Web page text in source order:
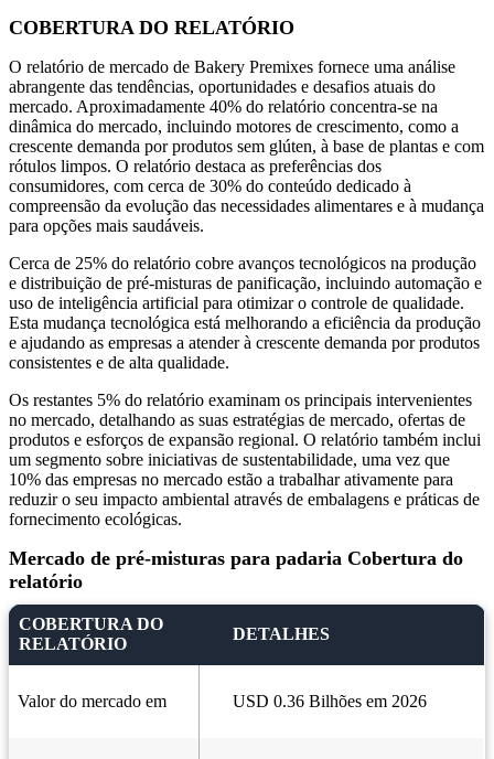
COBERTURA DO RELATÓRIO
O relatório de mercado de Bakery Premixes fornece uma análise
abrangente das tendências, oportunidades e desafios atuais do
mercado. Aproximadamente 40% do relatório concentra-se na
dinâmica do mercado, incluindo motores de crescimento, como a
crescente demanda por produtos sem glúten, à base de plantas e com
rótulos limpos. O relatório destaca as preferências dos
consumidores, com cerca de 30% do conteúdo dedicado à
compreensão da evolução das necessidades alimentares e à mudança
para opções mais saudáveis.
Cerca de 25% do relatório cobre avanços tecnológicos na produção
e distribuição de pré-misturas de panificação, incluindo automação e
uso de inteligência artificial para otimizar o controle de qualidade.
Esta mudança tecnológica está melhorando a eficiência da produção
e ajudando as empresas a atender à crescente demanda por produtos
consistentes e de alta qualidade.
Os restantes 5% do relatório examinam os principais intervenientes
no mercado, detalhando as suas estratégias de mercado, ofertas de
produtos e esforços de expansão regional. O relatório também inclui
um segmento sobre iniciativas de sustentabilidade, uma vez que
10% das empresas no mercado estão a trabalhar ativamente para
reduzir o seu impacto ambiental através de embalagens e práticas de
fornecimento ecológicas.
Mercado de pré-misturas para padaria Cobertura do
relatório
COBERTURA DO
RELATÓRIO
DETALHES
Valor do mercado em USD 0.36 Bilhões em 2026